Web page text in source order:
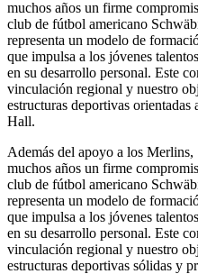
muchos años un firme
club de fútbol americano
representa un modelo de
que impulsa a los jóvenes
en su desarrollo personal. Este
vinculación regional y nuestro
estructuras deportivas
Hall.
Además del apoyo a los
muchos años un firme
club de fútbol americano
representa un modelo de
que impulsa a los jóvenes
en su desarrollo personal. Este
vinculación regional y nuestro
estructuras deportivas sólidas y